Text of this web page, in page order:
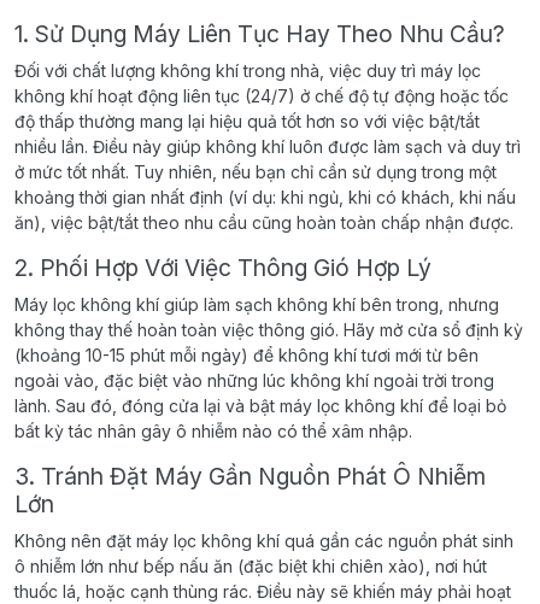
1. Sử Dụng Máy Liên Tục Hay Theo Nhu Cầu?
Đối với chất lượng không khí trong nhà, việc duy trì máy lọc
không khí hoạt động liên tục (24/7) ở chế độ tự động hoặc tốc
độ thấp thường mang lại hiệu quả tốt hơn so với việc bật/tắt
nhiều lần. Điều này giúp không khí luôn được làm sạch và duy trì
ở mức tốt nhất. Tuy nhiên, nếu bạn chỉ cần sử dụng trong một
khoảng thời gian nhất định (ví dụ: khi ngủ, khi có khách, khi nấu
ăn), việc bật/tắt theo nhu cầu cũng hoàn toàn chấp nhận được.
2. Phối Hợp Với Việc Thông Gió Hợp Lý
Máy lọc không khí giúp làm sạch không khí bên trong, nhưng
không thay thế hoàn toàn việc thông gió. Hãy mở cửa sổ định kỳ
(khoảng 10-15 phút mỗi ngày) để không khí tươi mới từ bên
ngoài vào, đặc biệt vào những lúc không khí ngoài trời trong
lành. Sau đó, đóng cửa lại và bật máy lọc không khí để loại bỏ
bất kỳ tác nhân gây ô nhiễm nào có thể xâm nhập.
3. Tránh Đặt Máy Gần Nguồn Phát Ô Nhiễm
Lớn
Không nên đặt máy lọc không khí quá gần các nguồn phát sinh
ô nhiễm lớn như bếp nấu ăn (đặc biệt khi chiên xào), nơi hút
thuốc lá, hoặc cạnh thùng rác. Điều này sẽ khiến máy phải hoạt